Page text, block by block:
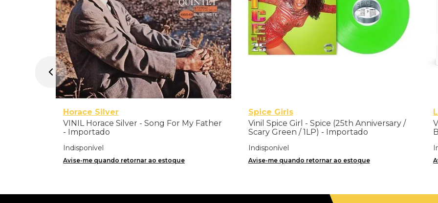
Horace Silver
VINIL Horace Silver - Song For My Father
- Importado
Indisponível
Avise-me quando retornar ao estoque
Spice Girls
Vinil Spice Girl - Spice (25th Anniversary /
Scary Green / 1LP) - Importado
Indisponível
Avise-me quando retornar ao estoque